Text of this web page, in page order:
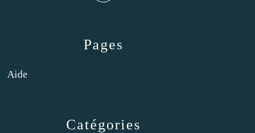
Catégories
Pages
Aide